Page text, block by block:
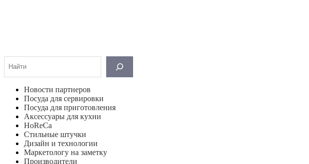
Новости партнеров
Посуда для сервировки
Посуда для приготовления
Аксессуары для кухни
HoReCa
Стильные штучки
Дизайн и технологии
Маркетологу на заметку
Производители